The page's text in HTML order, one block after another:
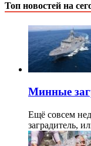
Топ новостей на
Минные
Ещё совсем
заградитель,